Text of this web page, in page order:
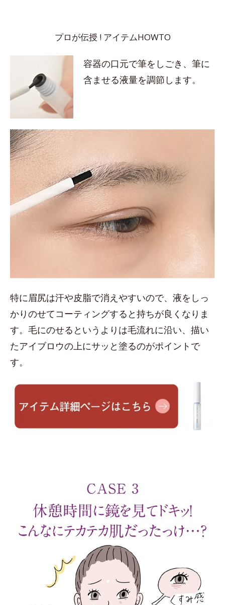
プロが伝授 ! アイテムHOWTO
容器の口元で筆をしごき、筆に
含ませる液量を調節します。
特に眉尻は汗や皮脂で消えやすいので、液をしっ
かりのせてコーティングすると持ちが良くなりま
す。毛にのせるというよりは毛流れに沿い、描い
たアイブロウの上にサッと塗るのがポイントで
す。